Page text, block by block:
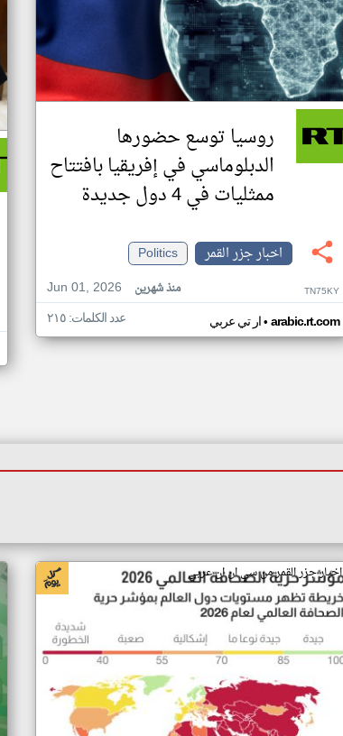
روسيا توسع حضورها
الدبلوماسي في إفريقيا بافتتاح
ممثليات في 4 دول جديدة
اخبار جزر القمر
Politics
Jun 01, 2026
منذ شهرين TN75KY
ار تي عربي• arabic.rt.com عدد الكلمات: ٢١٥
اخبار جزر القمر من سي ان ان عربي